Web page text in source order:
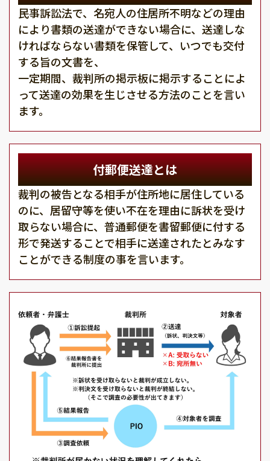
民事訴訟法で、名宛人の住居所不明などの理由
により書類の送達ができない場合に、送達しな
ければならない書類を保管して、いつでも交付
する旨の文書を、
一定期間、裁判所の掲示板に掲示することによ
って送達の効果を生じさせる方法のことを言い
ます。
付郵便送達とは
裁判の被告となる相手が住所地に居住している
のに、居留守等を使い不在を理由に訴状を受け
取らない場合に、普通郵便を書留郵便に付する
形で発送することで相手に送達されたとみなす
ことができる制度の事を言います。